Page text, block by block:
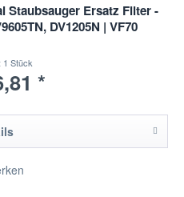
Staubsauger Ersatz Filter -
DV1205N | VF70
1 Stück
*